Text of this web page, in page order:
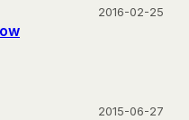
2016-02-25
2015-06-27